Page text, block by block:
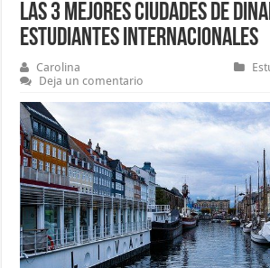
Las 3 mejores ciudades de
estudiantes internacionales
Carolina
Deja un comentario